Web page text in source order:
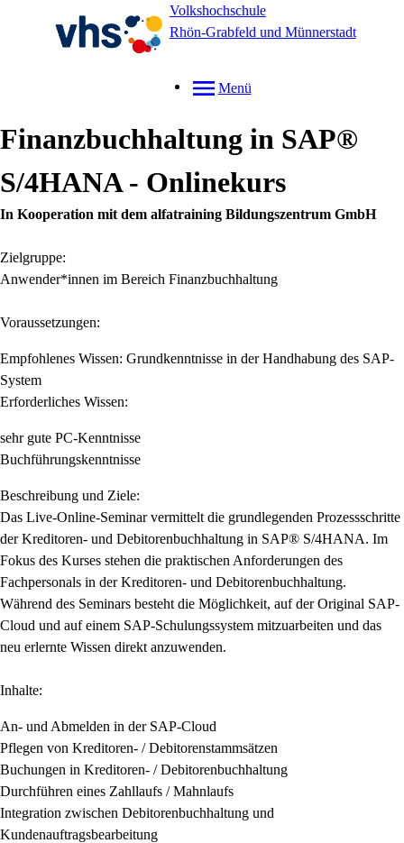
Volkshochschule
Rhön-Grabfeld und Münnerstadt
Menü
Finanzbuchhaltung in SAP®
S/4HANA - Onlinekurs
In Kooperation mit dem alfatraining Bildungszentrum GmbH
Zielgruppe:
Anwender*innen im Bereich Finanzbuchhaltung
Voraussetzungen:
Empfohlenes Wissen: Grundkenntnisse in der Handhabung des SAP-
System
Erforderliches Wissen:
sehr gute PC-Kenntnisse
Buchführungskenntnisse
Beschreibung und Ziele:
Das Live-Online-Seminar vermittelt die grundlegenden Prozessschritte
der Kreditoren- und Debitorenbuchhaltung in SAP® S/4HANA. Im
Fokus des Kurses stehen die praktischen Anforderungen des
Fachpersonals in der Kreditoren- und Debitorenbuchhaltung.
Während des Seminars besteht die Möglichkeit, auf der Original SAP-
Cloud und auf einem SAP-Schulungssystem mitzuarbeiten und das
neu erlernte Wissen direkt anzuwenden.
Inhalte:
An- und Abmelden in der SAP-Cloud
Pflegen von Kreditoren- / Debitorenstammsätzen
Buchungen in Kreditoren- / Debitorenbuchhaltung
Durchführen eines Zahllaufs / Mahnlaufs
Integration zwischen Debitorenbuchhaltung und
Kundenauftragsbearbeitung